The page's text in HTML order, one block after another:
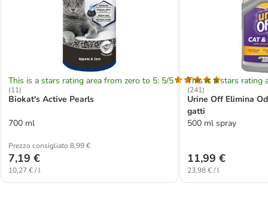
This is a stars rating area from zero to 5: 5/5
(11)
Biokat's Active Pearls
700 ml
Prezzo consigliato 8,99 €
7,19 €
10,27 € / l
This is a stars rating
(241)
Urine Off Elimina
gatti
500 ml spray
11,99 €
23,98 € / l